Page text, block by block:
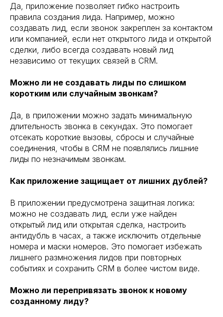
Да, приложение позволяет гибко настроить
правила создания лида. Например, можно
создавать лид, если звонок закреплен за контактом
или компанией, если нет открытого лида и открытой
сделки, либо всегда создавать новый лид
независимо от текущих связей в CRM.
Можно ли не создавать лиды по слишком
коротким или случайным звонкам?
Да, в приложении можно задать минимальную
длительность звонка в секундах. Это помогает
отсекать короткие вызовы, сбросы и случайные
соединения, чтобы в CRM не появлялись лишние
лиды по незначимым звонкам.
Как приложение защищает от лишних дублей?
В приложении предусмотрена защитная логика:
можно не создавать лид, если уже найден
открытый лид или открытая сделка, настроить
антидубль в часах, а также исключить отдельные
номера и маски номеров. Это помогает избежать
лишнего размножения лидов при повторных
событиях и сохранить CRM в более чистом виде.
Можно ли перепривязать звонок к новому
созданному лиду?